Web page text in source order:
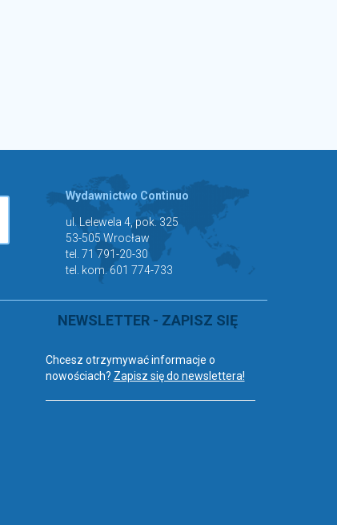
Wydawnictwo Continuo
ul. Lelewela 4, pok. 325
53-505 Wrocław
tel. 71 791-20-30
tel. kom. 601 774-733
NEWSLETTER - ZAPISZ SIĘ
Chcesz otrzymywać informacje o
nowościach? Zapisz się do newslettera!